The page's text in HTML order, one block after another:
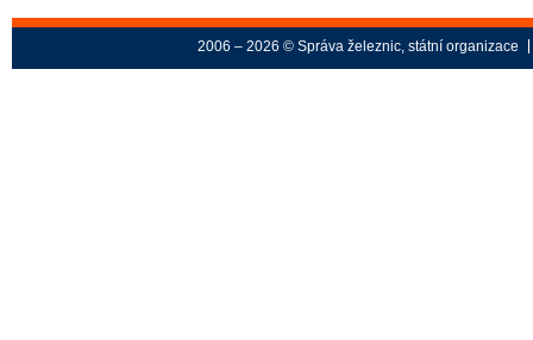
2006 – 2026 © Správa železnic, státní organizace